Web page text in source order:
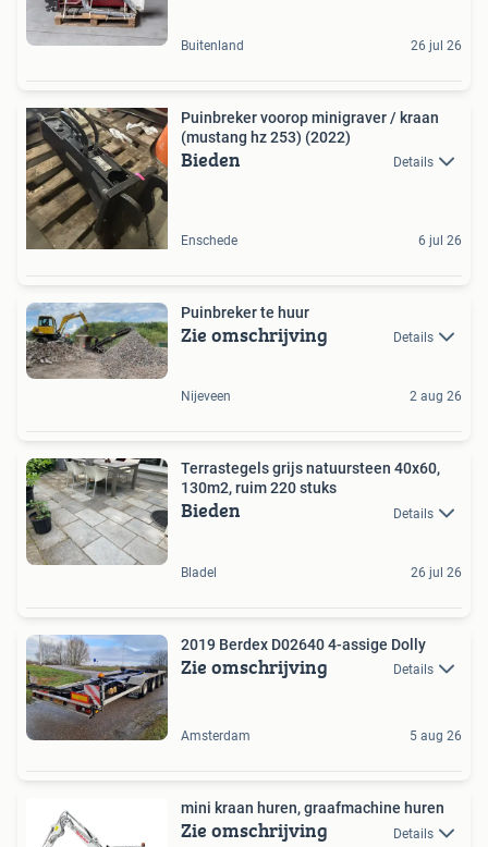
Buitenland 26 jul 26
Puinbreker voorop minigraver / kraan
(mustang hz 253) (2022)
Bieden Details
Enschede 6 jul 26
Puinbreker te huur
Zie omschrijving Details
Nijeveen 2 aug 26
Terrastegels grijs natuursteen 40x60,
130m2, ruim 220 stuks
Bieden Details
Bladel 26 jul 26
2019 Berdex D02640 4-assige Dolly
Zie omschrijving Details
Amsterdam 5 aug 26
mini kraan huren, graafmachine huren
Zie omschrijving Details